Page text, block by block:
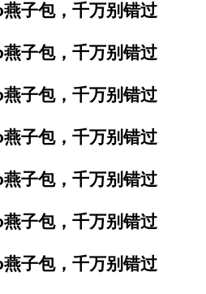
子包，千万别错过
子包，千万别错过
子包，千万别错过
子包，千万别错过
子包，千万别错过
子包，千万别错过
子包，千万别错过